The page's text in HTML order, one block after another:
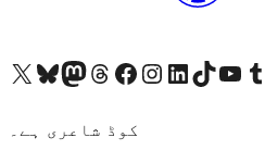
Visit our X (formerly Twitter) account
ہمارے بلیواسکائی اکاؤنٹ پر جائیں
Visit our Mastodon account
ہمارے ٹھریڈز اکاؤنٹ پر جائیں
Visit our Facebook page
Visit our Instagram account
Visit our LinkedIn account
ہمارے ٹک ٹاک اکاؤنٹ پر جائیں
Visit our
کوڈ شاعری ہے۔